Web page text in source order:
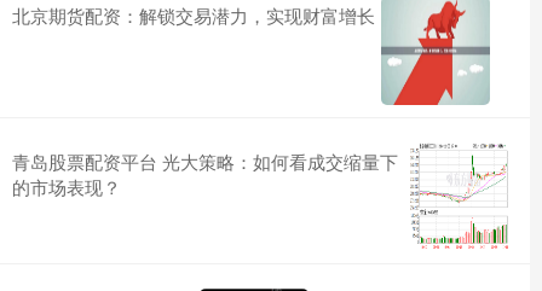
北京期货配资：解锁交易潜力，实现财富增长
青岛股票配资平台 光大策略：如何看成交缩量下
的市场表现？